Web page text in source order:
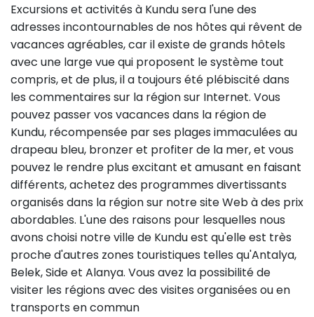
Excursions et activités à Kundu sera l'une des
adresses incontournables de nos hôtes qui rêvent de
vacances agréables, car il existe de grands hôtels
avec une large vue qui proposent le système tout
compris, et de plus, il a toujours été plébiscité dans
les commentaires sur la région sur Internet. Vous
pouvez passer vos vacances dans la région de
Kundu, récompensée par ses plages immaculées au
drapeau bleu, bronzer et profiter de la mer, et vous
pouvez le rendre plus excitant et amusant en faisant
différents, achetez des programmes divertissants
organisés dans la région sur notre site Web à des prix
abordables. L'une des raisons pour lesquelles nous
avons choisi notre ville de Kundu est qu'elle est très
proche d'autres zones touristiques telles qu'Antalya,
Belek, Side et Alanya. Vous avez la possibilité de
visiter les régions avec des visites organisées ou en
transports en commun